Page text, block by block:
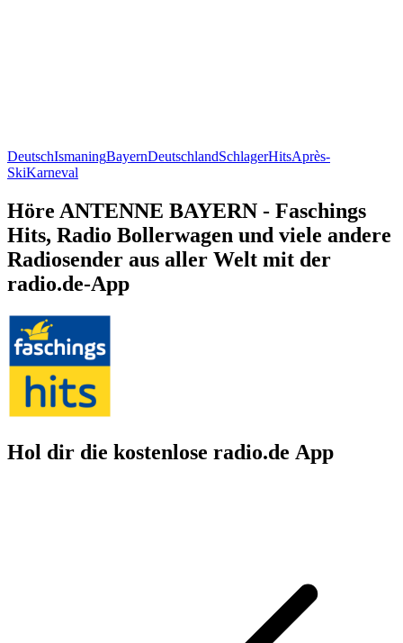
DeutschIsmaningBayernDeutschlandSchlagerHitsAprès-
SkiKarneval
Höre ANTENNE BAYERN - Faschings
Hits, Radio Bollerwagen und viele andere
Radiosender aus aller Welt mit der
radio.de-App
Hol dir die kostenlose radio.de App